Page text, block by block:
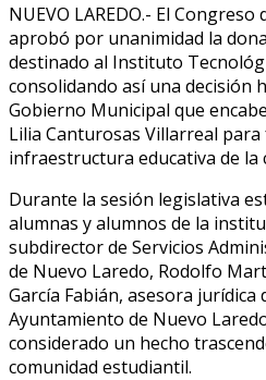
NUEVO LAREDO.- El
aprobó por unanimidad la
destinado al Instituto
consolidando así una decisión
Gobierno Municipal que
Lilia Canturosas Villarreal
infraestructura educativa de la
Durante la sesión legislativa
alumnas y alumnos de la
subdirector de Servicios
de Nuevo Laredo, Rodolfo
García Fabián, asesora jurídica
Ayuntamiento de Nuevo
considerado un hecho
comunidad estudiantil.